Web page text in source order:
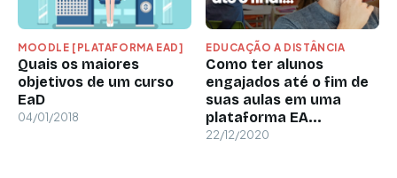
MOODLE [PLATAFORMA EAD]
Quais os maiores
objetivos de um curso
EaD
04/01/2018
EDUCAÇÃO A DISTÂNCIA
Como ter alunos
engajados até o fim de
suas aulas em uma
plataforma EA...
22/12/2020